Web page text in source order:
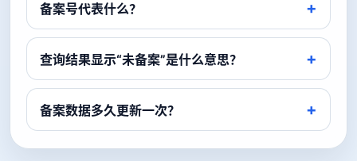
备案号代表什么？
查询结果显示“未备案”是什么意思？
备案数据多久更新一次？